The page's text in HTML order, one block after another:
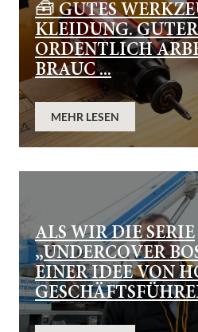
🧰 GUTES
KLEIDUNG.
ORDENTLICH
BRAUC ...
MEHR LESEN
ALS WIR DIE SERIE
„UNDERCOVER
EINER IDEE VON